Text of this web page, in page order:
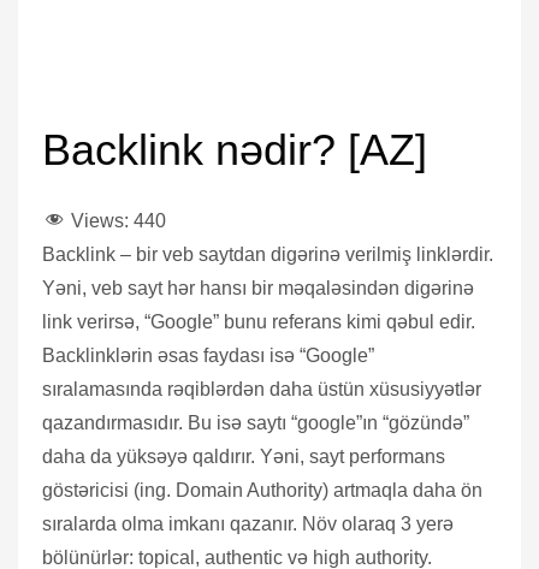
Backlink nədir? [AZ]
Views: 440
Backlink – bir veb saytdan digərinə verilmiş linklərdir.
Yəni, veb sayt hər hansı bir məqaləsindən digərinə
link verirsə, “Google” bunu referans kimi qəbul edir.
Backlinklərin əsas faydası isə “Google”
sıralamasında rəqiblərdən daha üstün xüsusiyyətlər
qazandırmasıdır. Bu isə saytı “google”ın “gözündə”
daha da yüksəyə qaldırır. Yəni, sayt performans
göstəricisi (ing. Domain Authority) artmaqla daha ön
sıralarda olma imkanı qazanır. Növ olaraq 3 yerə
bölünürlər: topical, authentic və high authority.